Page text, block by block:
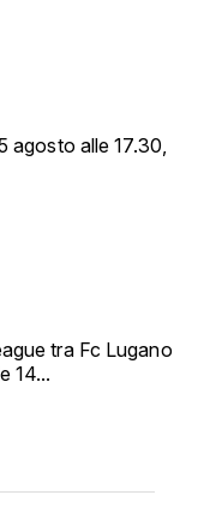
agosto alle 17.30,
tra Fc Lugano
14...